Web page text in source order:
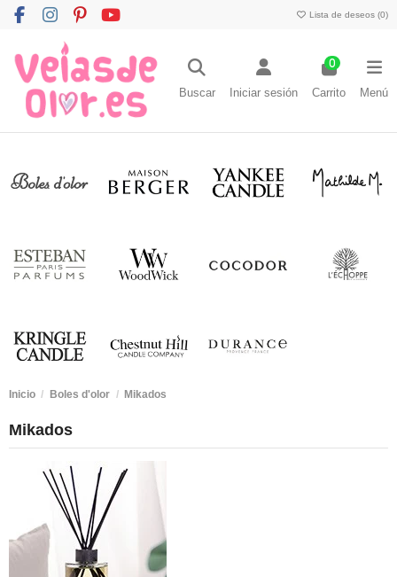
Lista de deseos (0)
Buscar Iniciar sesión
0
Carrito Menú
Inicio Boles d'olor Mikados
Mikados